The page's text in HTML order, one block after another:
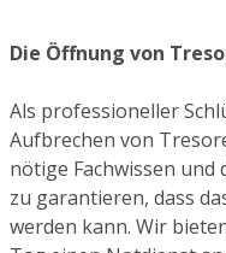
Die Öffnung von
Als professioneller
Aufbrechen von
nötige Fachwissen und
zu garantieren, dass
werden kann. Wir